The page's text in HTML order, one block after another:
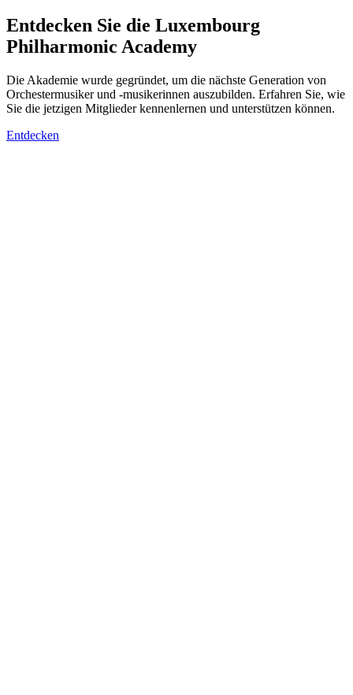
Entdecken Sie die Luxembourg
Philharmonic Academy
Die Akademie wurde gegründet, um die nächste Generation von
Orchestermusiker und -musikerinnen auszubilden. Erfahren Sie, wie
Sie die jetzigen Mitglieder kennenlernen und unterstützen können.
Entdecken